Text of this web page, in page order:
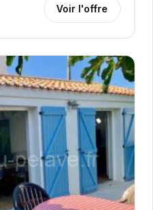
Voir l'offre